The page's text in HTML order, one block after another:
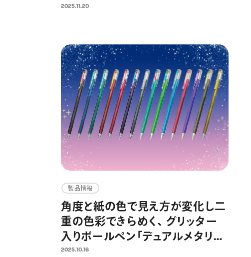
ブラック、チャコールグレーの2色
2025.11.20
製品情報
角度と紙の色で見え方が変化し二
重の色彩できらめく、 グリッター
入りボールペン「デュアルメタリッ
ク」14色が新発売 5回の限定発
2025.10.16